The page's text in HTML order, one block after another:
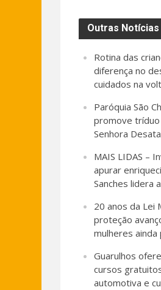
Outras Notícias
Rotina das
diferença no
cuidados na
Paróquia São
promove
Senhora
MAIS LIDAS –
apurar
Sanches lidera
20 anos da Lei
proteção
mulheres ainda
Guarulhos
cursos
automotiva e